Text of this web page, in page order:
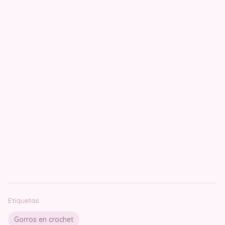
Etiquetas
Gorros en crochet